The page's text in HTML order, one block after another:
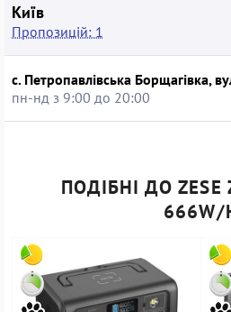
Київ
Пропозицій: 1
с. Петропавлівська Борщагівка,
пн-нд з 9:00 до 20:00
ПОДІБНІ ДО ZESE
666W/